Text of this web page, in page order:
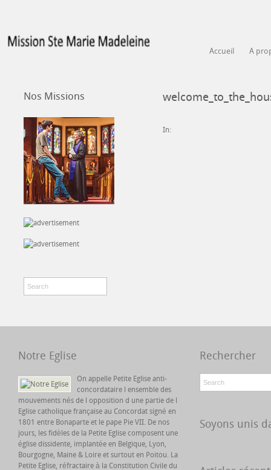
Accueil A
In:
Nos Missions
Notre Eglise
On appelle Petite Eglise anti-
concordataire l ensemble des
mouvements nés de l opposition d une partie de l
Eglise catholique française au Concordat signé en
1801 entre Bonaparte et le pape Pie VII. De nos
jours, les fidèles de la Petite Eglise composent une
église dissidente, implantée en Belgique, Lyon,
Bourgogne, Maine & Loire et surtout en Poitou. La
Petite Eglise, réfractaire à la Constitution Civile du
Rechercher
Soyons unis